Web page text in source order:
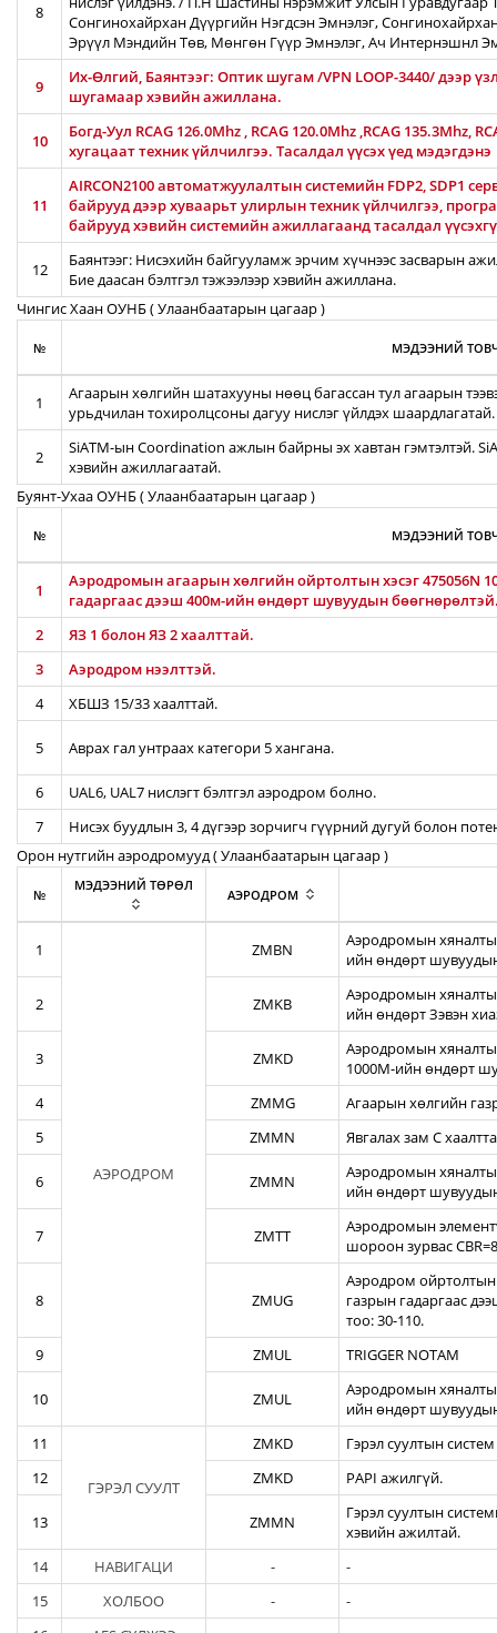
8
Сонгинохайрхан Дүүргийн Нэгдсэн Эмнэлэг,
Эрүүл Мэндийн Төв, Мөнгөн Гүүр Эмнэлэг, Ач Интернэшнл
9
Их-Өлгий, Баянтээг: Оптик шугам /VPN LOOP-3440/ дээр
шугамаар хэвийн ажиллана.
10
Богд-Уул RCAG 126.0Mhz , RCAG 120.0Mhz ,RCAG 135.3Mhz,
хугацаат техник үйлчилгээ. Тасалдал үүсэх үед мэдэгдэнэ
11
AIRCON2100 автоматжуулалтын системийн FDP2, SDP1
байрууд дээр хуваарьт улирлын техник үйлчилгээ,
байрууд хэвийн системийн ажиллагаанд тасалдал
12
Баянтээг: Нисэхийн байгууламж эрчим хүчнээс засварын
Бие даасан бэлтгэл тэжээлээр хэвийн ажиллана.
Чингис Хаан ОУНБ ( Улаанбаатарын цагаар )
№ МЭДЭЭНИЙ
1
Агаарын хөлгийн шатахууны нөөц багассан тул агаарын
урьдчилан тохиролцсоны дагуу нислэг үйлдэх шаардлагатай.
2
SiATM-ын Coordination ажлын байрны эх хавтан гэмтэлтэй.
хэвийн ажиллагаатай.
Буянт-Ухаа ОУНБ ( Улаанбаатарын цагаар )
№ МЭДЭЭНИЙ
1
Аэродромын агаарын хөлгийн ойртолтын хэсэг 475056N
гадаргаас дээш 400м-ийн өндөрт шувуудын
2
ЯЗ 1 болон ЯЗ 2 хаалттай.
3
Аэродром нээлттэй.
4
ХБШЗ 15/33 хаалттай.
5 Аврах гал унтраах категори 5 хангана.
6
UAL6, UAL7 нислэгт бэлтгэл аэродром болно.
7
Нисэх буудлын 3, 4 дүгээр зорчигч гүүрний дугуй болон
Орон нутгийн аэродромууд ( Улаанбаатарын цагаар )
№
МЭДЭЭНИЙ ТӨРӨЛ
АЭРОДРОМ
1
АЭРОДРОМ
ZMBN
Аэродромын
ийн өндөрт
2 ZMKB
Аэродромын
ийн өндөрт Зэвэн
3 ZMKD
Аэродромын
1000М-ийн өндөрт
4
ZMMG
Агаарын хөлгийн
5
ZMMN Явгалах зам С
6 ZMMN
Аэродромын
ийн өндөрт
7 ZMTT
Аэродромын
шороон зурвас
8 ZMUG
Аэродром ойртолтын
газрын гадаргаас
тоо: 30-110.
9
ZMUL TRIGGER NOTAM
10 ZMUL
Аэродромын
ийн өндөрт
11
ГЭРЭЛ СУУЛТ
ZMKD
Гэрэл суултын
12
ZMKD PAPI ажилгүй.
13 ZMMN
Гэрэл суултын
хэвийн ажилтай.
14
НАВИГАЦИ -
-
15
ХОЛБОО -
-